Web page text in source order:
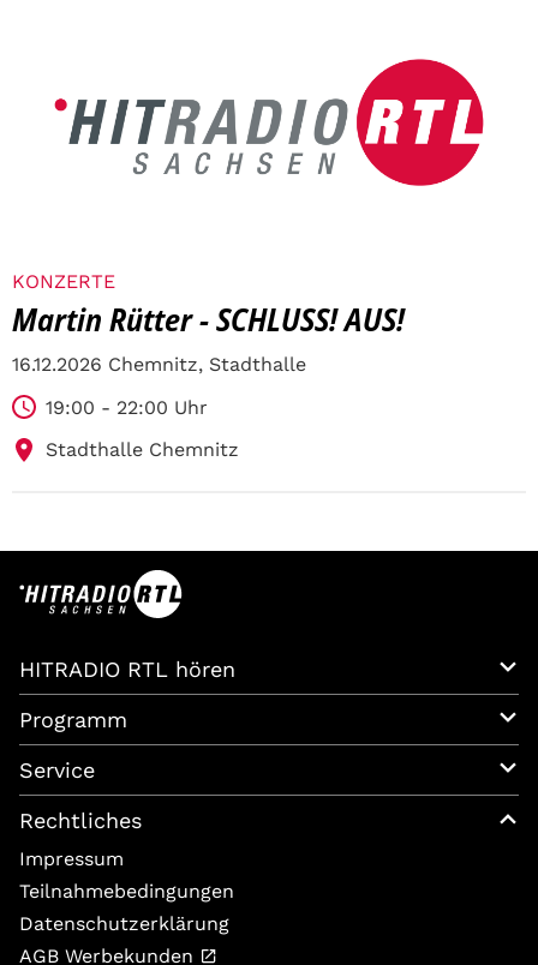
KONZERTE
Martin Rütter - SCHLUSS! AUS!
16.12.2026 Chemnitz, Stadthalle
19:00 - 22:00 Uhr
Stadthalle Chemnitz
HITRADIO RTL hören
Programm
Service
Rechtliches
Impressum
Teilnahmebedingungen
Datenschutzerklärung
AGB Werbekunden